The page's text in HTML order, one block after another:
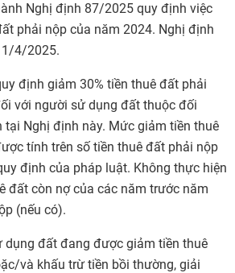
Nghị định 87/2025 quy định việc
phải nộp của năm 2024. Nghị định
4/2025.
định giảm 30% tiền thuê đất phải
với người sử dụng đất thuộc đối
Nghị định này. Mức giảm tiền thuê
tính trên số tiền thuê đất phải nộp
định của pháp luật. Không thực hiện
đất còn nợ của các năm trước năm
(nếu có).
dụng đất đang được giảm tiền thuê
và khấu trừ tiền bồi thường, giải